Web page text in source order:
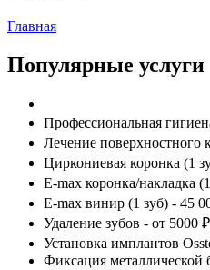
Главная
Популярные услуги
Профессиональная
Лечение поверхностного
Циркониевая коронка (1
E-max коронка/накладка
E-max винир (1 зуб) - 45
Удаление зубов - от 5000 ₽
Установка имплантов
Фиксация металлической